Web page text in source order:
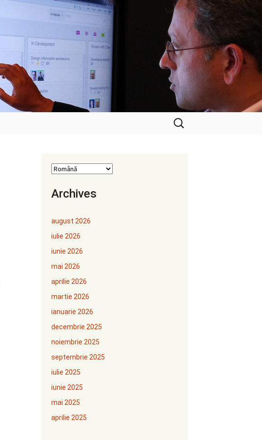
Caută
după:
Archives
august 2026
iulie 2026
iunie 2026
mai 2026
aprilie 2026
martie 2026
ianuarie 2026
decembrie 2025
noiembrie 2025
septembrie 2025
iulie 2025
iunie 2025
mai 2025
aprilie 2025